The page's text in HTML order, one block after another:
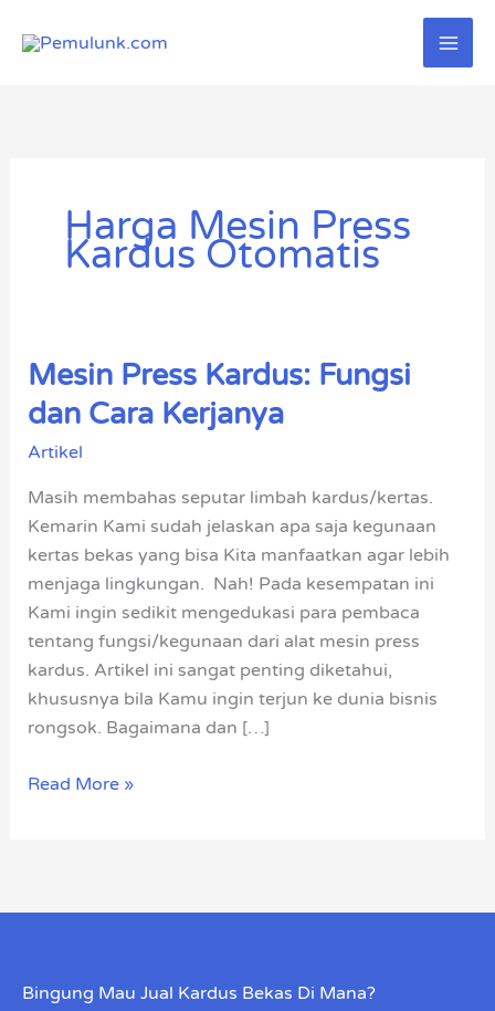
Harga Mesin Press
Kardus Otomatis
Mesin Press Kardus: Fungsi
dan Cara Kerjanya
Artikel
Masih membahas seputar limbah kardus/kertas.
Kemarin Kami sudah jelaskan apa saja kegunaan
kertas bekas yang bisa Kita manfaatkan agar lebih
menjaga lingkungan. Nah! Pada kesempatan ini
Kami ingin sedikit mengedukasi para pembaca
tentang fungsi/kegunaan dari alat mesin press
kardus. Artikel ini sangat penting diketahui,
khususnya bila Kamu ingin terjun ke dunia bisnis
rongsok. Bagaimana dan […]
Mesin
Press
Kardus:
Fungsi
Read More »
Bingung Mau Jual Kardus Bekas Di Mana?